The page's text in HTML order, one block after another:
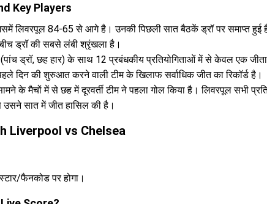
Key Players
लिवरपूल 84-65 से आगे है। उनकी पिछली सात बैठकें ड्रॉ पर समाप्त हुई
ड्रॉ की सबसे लंबी श्रृंखला है।
(पांच ड्रॉ, छह हार) के साथ 12 प्रबंधकीय प्रतियोगिताओं में से केवल एक
दिन की शुरुआत करने वाली टीम के खिलाफ सर्वाधिक जीत का रिकॉर्ड है।
के मैचों में से छह में दूरवर्ती टीम ने पहला गोल किया है। लिवरपूल सभी
सात में जीत हासिल की है।
Liverpool vs Chelsea
फैनकोड पर होगा।